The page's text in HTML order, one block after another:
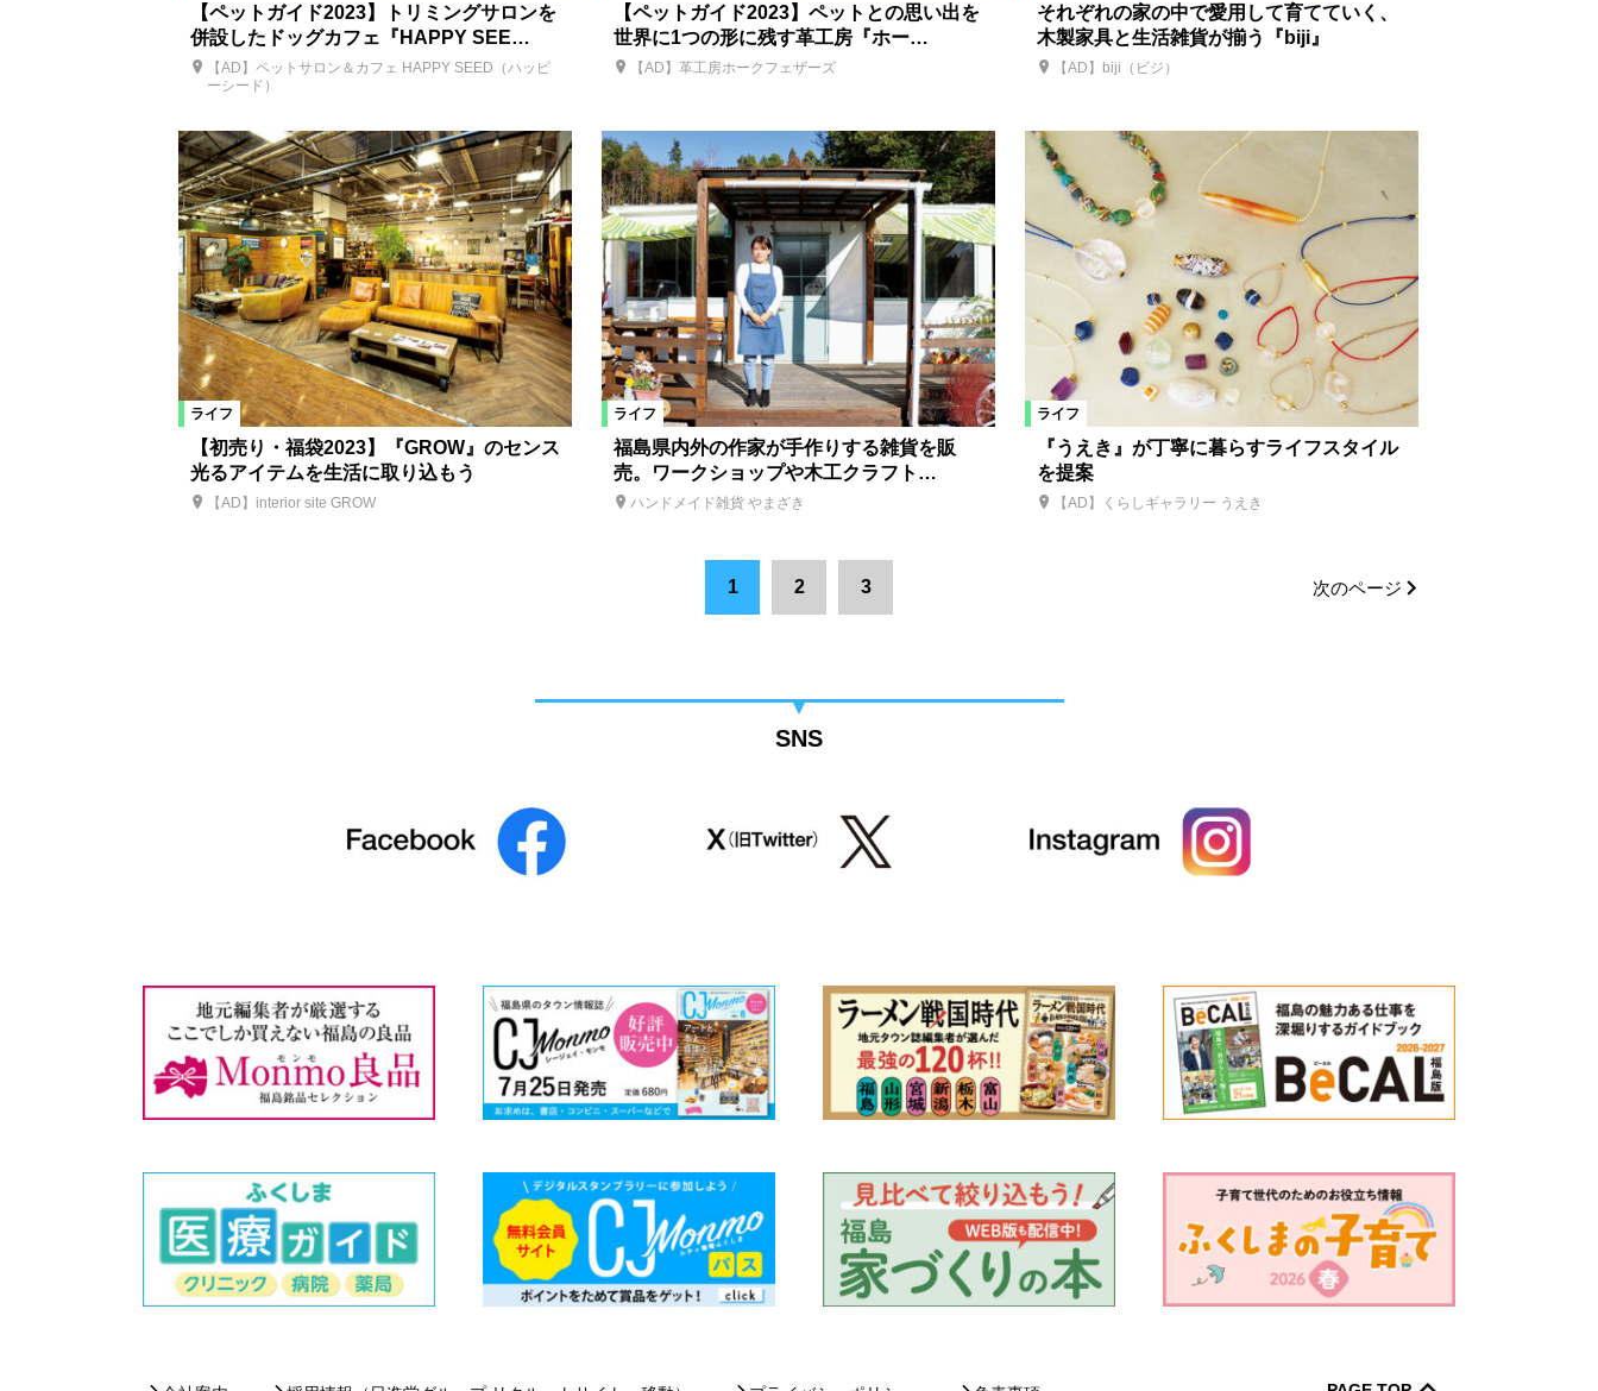
【ペットガイド2023】トリミングサロンを
併設したドッグカフェ『HAPPY SEE…
【AD】ペットサロン＆カフェ HAPPY SEED（ハッピ
ーシード）
【ペットガイド2023】ペットとの思い出を
世界に1つの形に残す革工房『ホー…
【AD】革工房ホークフェザーズ
それぞれの家の中で愛用して育てていく、
木製家具と生活雑貨が揃う『biji』
【AD】biji（ビジ）
ライフ
【初売り・福袋2023】『GROW』のセンス
光るアイテムを生活に取り込もう
【AD】interior site GROW
ライフ
福島県内外の作家が手作りする雑貨を販
売。ワークショップや木工クラフト…
ハンドメイド雑貨 やまざき
ライフ
『うえき』が丁寧に暮らすライフスタイル
を提案
【AD】くらしギャラリー うえき
1 2 3 次のページ
SNS